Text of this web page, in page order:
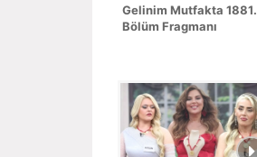
Gelinim Mutfakta 1881.
Bölüm Fragmanı